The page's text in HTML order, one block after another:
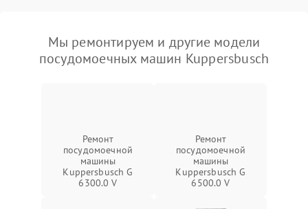
Мы ремонтируем и другие модели
посудомоечных машин Kuppersbusch
Ремонт
посудомоечной
машины
Kuppersbusch G
6300.0 V
Ремонт
посудомоечной
машины
Kuppersbusch G
6500.0 V